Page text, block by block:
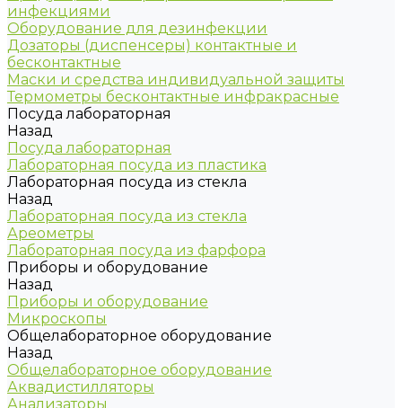
инфекциями
Оборудование для дезинфекции
Дозаторы (диспенсеры) контактные и
бесконтактные
Маски и средства индивидуальной защиты
Термометры бесконтактные инфракрасные
Посуда лабораторная
Назад
Посуда лабораторная
Лабораторная посуда из пластика
Лабораторная посуда из стекла
Назад
Лабораторная посуда из стекла
Ареометры
Лабораторная посуда из фарфора
Приборы и оборудование
Назад
Приборы и оборудование
Микроскопы
Общелабораторное оборудование
Назад
Общелабораторное оборудование
Аквадистилляторы
Анализаторы